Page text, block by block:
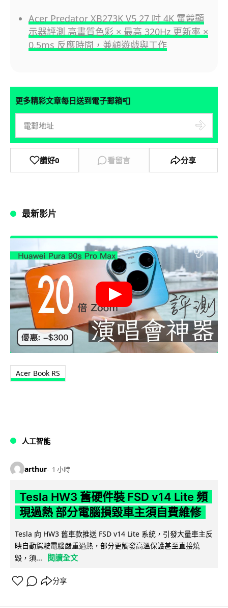
Acer Predator XB273K V5 27 吋 4K 電競顯
示器評測 高畫質色彩 × 最高 320Hz 更新率 ×
0.5ms 反應時間，兼顧遊戲與工作
更多精彩文章每日送到電子郵箱📮
讚好0 看留言 分享
最新影片
Acer Book RS
人工智能
arthur 1 小時
Tesla HW3 舊硬件裝 FSD v14 Lite 頻
現過熱 部分電腦損毀車主須自費維修
Tesla 向 HW3 舊車款推送 FSD v14 Lite 系統，引發大量車主反
映自動駕駛電腦嚴重過熱，部分更觸發高溫保護甚至直接燒
毀，須...
閱讀全文
分享